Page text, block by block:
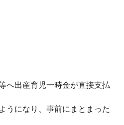
へ出産育児一時金が直接支払
うになり、事前にまとまった